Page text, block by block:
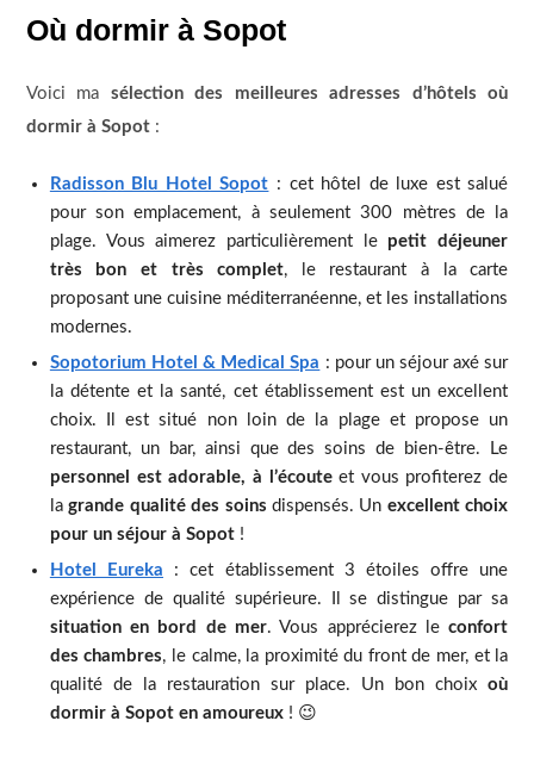
Où dormir à Sopot
Voici ma sélection des meilleures adresses d’hôtels où
dormir à Sopot:
Radisson Blu Hotel Sopot : cet hôtel de luxe est salué
pour son emplacement, à seulement 300 mètres de la
plage. Vous aimerez particulièrement le petit déjeuner
très bon et très complet, le restaurant à la carte
proposant une cuisine méditerranéenne, et les installations
modernes.
Sopotorium Hotel & Medical Spa : pour un séjour axé sur
la détente et la santé, cet établissement est un excellent
choix. Il est situé non loin de la plage et propose un
restaurant, un bar, ainsi que des soins de bien-être. Le
personnel est adorable, à l’écouteet vous profiterez de
lagrande qualité des soins dispensés. Un excellent choix
pour un séjour à Sopot!
Hotel Eureka : cet établissement 3 étoiles offre une
expérience de qualité supérieure. Il se distingue par sa
situation en bord de mer. Vous apprécierez leconfort
des chambres, le calme, la proximité du front de mer, et la
qualité de la restauration sur place. Un bon choixoù
dormir à Sopot en amoureux! 😉